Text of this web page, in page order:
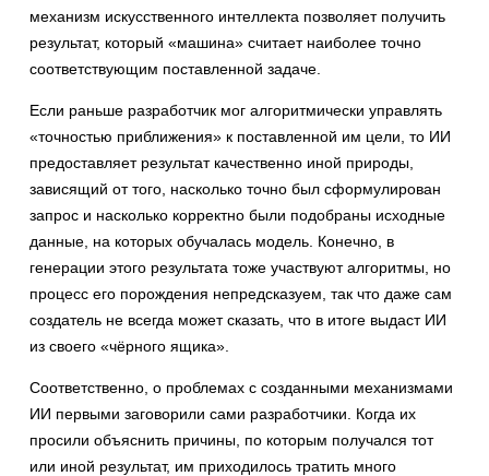
механизм искусственного интеллекта позволяет получить
результат, который «машина» считает наиболее точно
соответствующим поставленной задаче.
Если раньше разработчик мог алгоритмически управлять
«точностью приближения» к поставленной им цели, то ИИ
предоставляет результат качественно иной природы,
зависящий от того, насколько точно был сформулирован
запрос и насколько корректно были подобраны исходные
данные, на которых обучалась модель. Конечно, в
генерации этого результата тоже участвуют алгоритмы, но
процесс его порождения непредсказуем, так что даже сам
создатель не всегда может сказать, что в итоге выдаст ИИ
из своего «чёрного ящика».
Соответственно, о проблемах с созданными механизмами
ИИ первыми заговорили сами разработчики. Когда их
просили объяснить причины, по которым получался тот
или иной результат, им приходилось тратить много